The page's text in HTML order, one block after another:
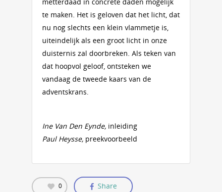
te maken. Het is geloven dat het licht, dat
nu nog slechts een klein vlammetje is,
uiteindelijk als een groot licht in onze
duisternis zal doorbreken. Als teken van
dat hoopvol geloof, ontsteken we
vandaag de tweede kaars van de
adventskrans.
Ine Van Den Eynde, inleiding
Paul Heysse, preekvoorbeeld
0 Share